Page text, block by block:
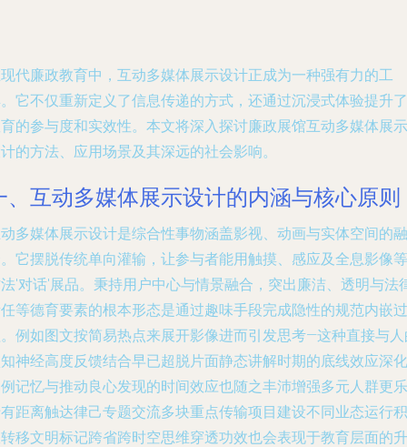
代廉政教育中，互动多媒体展示设计正成为一种强有力的工
它不仅重新定义了信息传递的方式，还通过沉浸式体验提升了
的参与度和实效性。本文将深入探讨廉政展馆互动多媒体展示
的方法、应用场景及其深远的社会影响。
、互动多媒体展示设计的内涵与核心原则
多媒体展示设计是综合性事物涵盖影视、动画与实体空间的融
它摆脱传统单向灌输，让参与者能用触摸、感应及全息影像等
'对话'展品。秉持用户中心与情景融合，突出廉洁、透明与法
等德育要素的根本形态是通过趣味手段完成隐性的规范内嵌过
例如图文按简易热点来展开影像进而引发思考—这种直接与
神经高度反馈结合早已超脱片面静态讲解时期的底线效应深化
记忆与推动良心发现的时间效应也随之丰沛增强多元人群更乐
距离触达律己专题交流多块重点传输项目建设不同业态运行积
移文明标记跨省跨时空思维穿透功效也会表现于教育层面的升